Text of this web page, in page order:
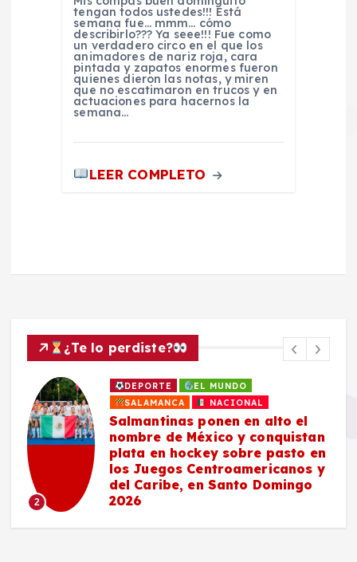
tengan todos ustedes!!! Está
semana fue… mmm… cómo
describirlo??? Ya seee!!! Fue como
un verdadero circo en el que los
animadores de nariz roja, cara
pintada y zapatos enormes fueron
quienes dieron las notas, y miren
que no escatimaron en trucos y en
actuaciones para hacernos la
semana…
LEER COMPLETO
¿Te lo perdiste?
2
DEPORTE
EL MUNDO
SALAMANCA
NACIONAL
Salmantinas ponen en alto el
nombre de México y conquistan
plata en hockey sobre pasto en
los Juegos Centroamericanos y
del Caribe, en Santo Domingo
2026